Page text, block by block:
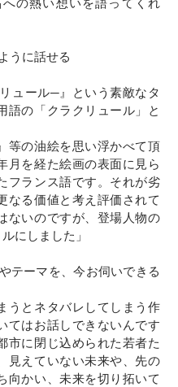
の熱い想いを語ってくれ
うに話せる
ュール─』という素敵なタ
語の「クラクリュール」と
等の油絵を思い浮かべて頂
月を経た絵画の表面に見ら
フランス語です。それが劣
なる価値と考え評価されて
ないのですが、登場人物の
にしました」
テーマを、今お伺いできる
うとネタバレしてしまう作
てはお話しできないんです
市に閉じ込められた若者た
見えていない未来や、先の
向かい、未来を切り拓いて